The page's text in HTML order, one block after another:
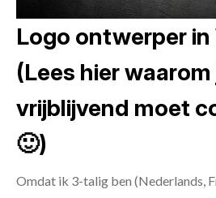
Logo ontwerper
(Lees hier waarom
vrijblijvend moet
🙂)
Omdat ik 3-talig ben (Nederlands,